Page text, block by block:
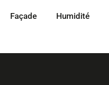
Façade Humidité